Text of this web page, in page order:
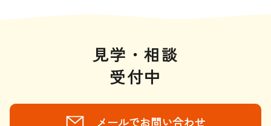
見学・相談
受付中
メールでお問い合わせ